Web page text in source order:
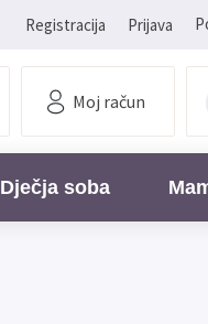
Registracija Prijava
Moj račun
Dječja soba